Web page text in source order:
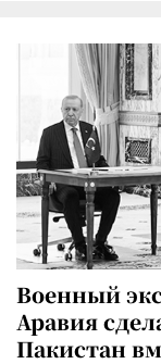
Военный
Аравия
Пакистан